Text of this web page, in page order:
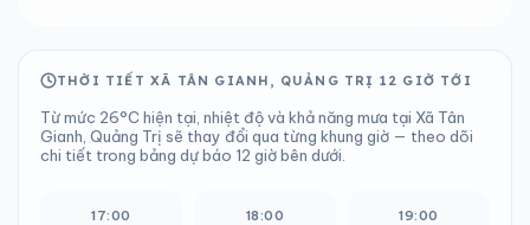
THỜI TIẾT XÃ TÂN GIANH, QUẢNG TRỊ 12 GIỜ TỚI
Từ mức 26°C hiện tại, nhiệt độ và khả năng mưa tại Xã Tân
Gianh, Quảng Trị sẽ thay đổi qua từng khung giờ — theo dõi
chi tiết trong bảng dự báo 12 giờ bên dưới.
17:00 18:00 19:00